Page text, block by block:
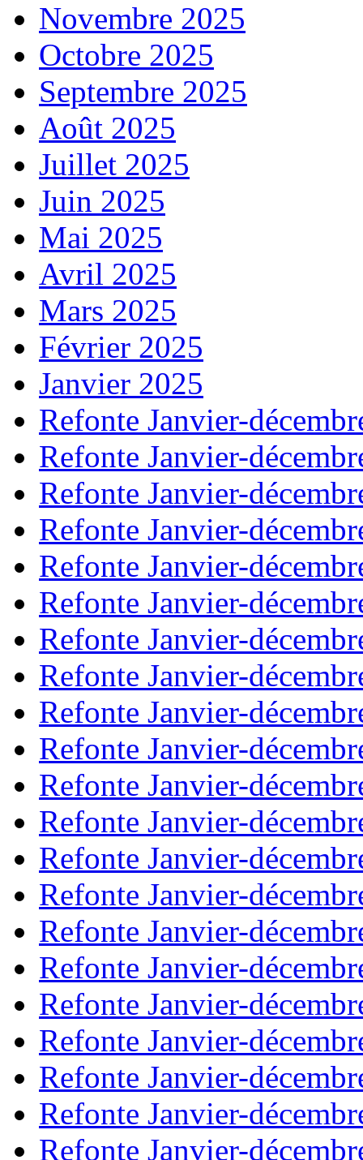
Novembre 2025
Octobre 2025
Septembre 2025
Août 2025
Juillet 2025
Juin 2025
Mai 2025
Avril 2025
Mars 2025
Février 2025
Janvier 2025
Refonte Janvier-
Refonte Janvier-
Refonte Janvier-
Refonte Janvier-
Refonte Janvier-
Refonte Janvier-
Refonte Janvier-
Refonte Janvier-
Refonte Janvier-
Refonte Janvier-
Refonte Janvier-
Refonte Janvier-
Refonte Janvier-
Refonte Janvier-
Refonte Janvier-
Refonte Janvier-
Refonte Janvier-
Refonte Janvier-
Refonte Janvier-
Refonte Janvier-
Refonte Janvier-